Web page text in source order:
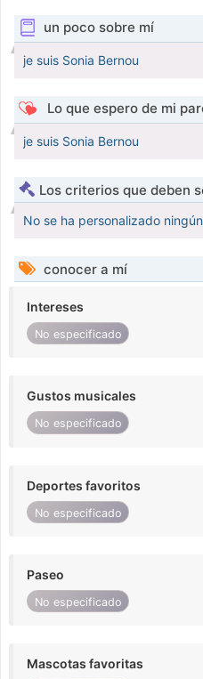
un poco sobre mí
je suis Sonia Bernou
Lo que espero de mi
je suis Sonia Bernou
Los criterios que deben
No se ha personalizado
conocer a mí
Intereses
No especificado
Gustos musicales
No especificado
Deportes favoritos
No especificado
Paseo
No especificado
Mascotas favoritas